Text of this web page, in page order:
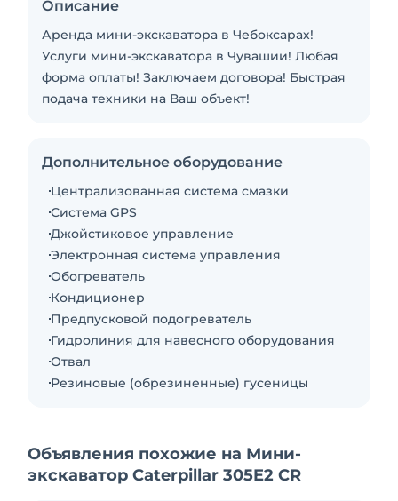
Описание
Аренда мини-экскаватора в Чебоксарах!
Услуги мини-экскаватора в Чувашии! Любая
форма оплаты! Заключаем договора! Быстрая
подача техники на Ваш объект!
Дополнительное оборудование
Централизованная система смазки
Система GPS
Джойстиковое управление
Электронная система управления
Обогреватель
Кондиционер
Предпусковой подогреватель
Гидролиния для навесного оборудования
Отвал
Резиновые (обрезиненные) гусеницы
Объявления похожие на Мини-
экскаватор Caterpillar 305E2 CR